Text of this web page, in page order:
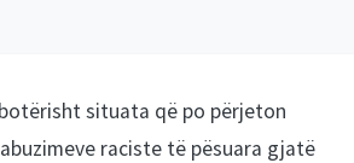
situata që po përjeton
raciste të pësuara gjatë